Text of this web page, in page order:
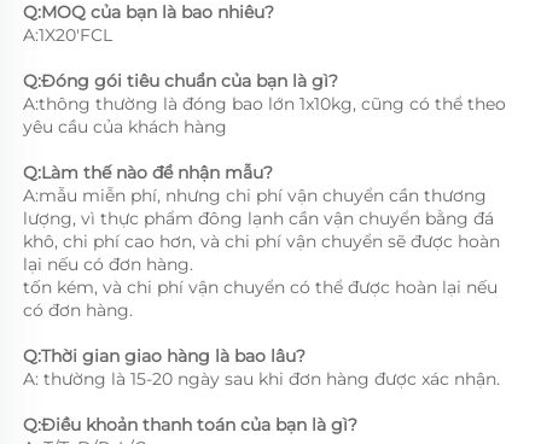
Q:MOQ của bạn là bao nhiêu?
A:1X20'FCL
Q:Đóng gói tiêu chuẩn của bạn là gì?
A:thông thường là đóng bao lớn 1x10kg, cũng có thể theo
yêu cầu của khách hàng
Q:Làm thế nào để nhận mẫu?
A:mẫu miễn phí, nhưng chi phí vận chuyển cần thương
lượng, vì thực phẩm đông lạnh cần vận chuyển bằng đá
khô, chi phí cao hơn, và chi phí vận chuyển sẽ được hoàn
lại nếu có đơn hàng.
tốn kém, và chi phí vận chuyển có thể được hoàn lại nếu
có đơn hàng.
Q:Thời gian giao hàng là bao lâu?
A: thường là 15-20 ngày sau khi đơn hàng được xác nhận.
Q:Điều khoản thanh toán của bạn là gì?